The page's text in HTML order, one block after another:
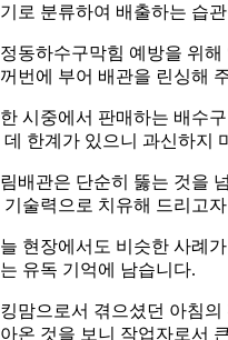
로 분류하여 배출하는 습
동하수구막힘 예방을 위
번에 부어 배관을 린싱해
시중에서 판매하는 배수
데 한계가 있으니 과신하지
배관은 단순히 뚫는 것을
기술력으로 치유해 드리고
현장에서도 비슷한 사례
유독 기억에 남습니다.
맘으로서 겪으셨던 아침
온 것을 보니 작업자로서